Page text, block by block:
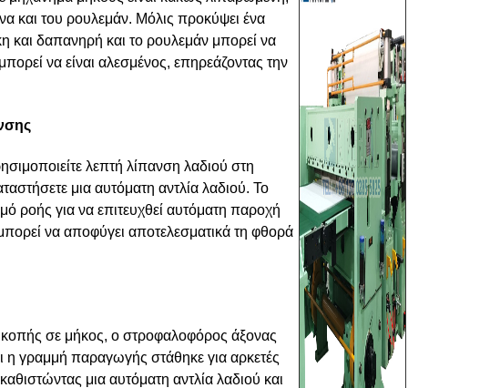
και του ρουλεμάν. Μόλις προκύψει ένα
και δαπανηρή και το ρουλεμάν μπορεί να
να είναι αλεσμένος, επηρεάζοντας την
λεπτή λίπανση λαδιού στη
μια αυτόματη αντλία λαδιού. Το
ροής για να επιτευχθεί αυτόματη παροχή
να αποφύγει αποτελεσματικά τη φθορά
κοπής σε μήκος, ο στροφαλοφόρος άξονας
η γραμμή παραγωγής στάθηκε για αρκετές
μια αυτόματη αντλία λαδιού και